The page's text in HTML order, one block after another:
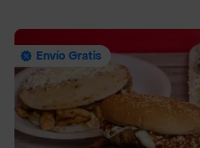
Envío Gratis